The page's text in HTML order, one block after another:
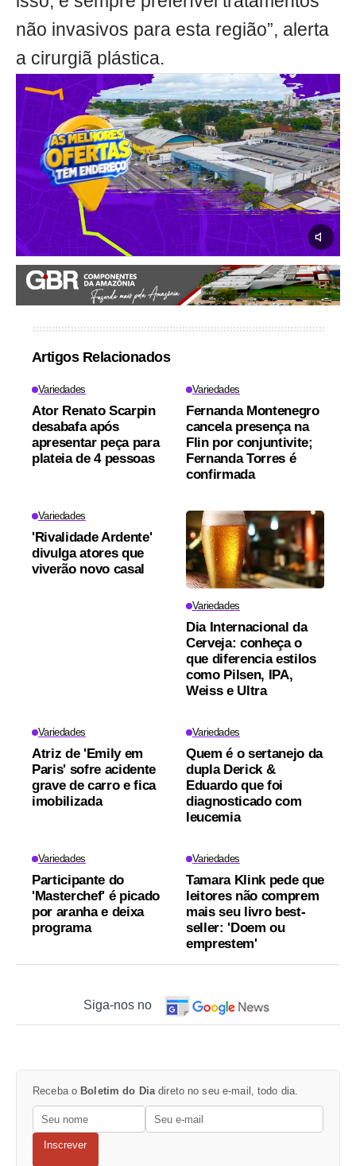
não invasivos para esta região”, alerta
a cirurgiã plástica.
Artigos Relacionados
Variedades
Ator Renato Scarpin
desabafa após
apresentar peça para
plateia de 4 pessoas
Variedades
Fernanda Montenegro
cancela presença na
Flin por conjuntivite;
Fernanda Torres é
confirmada
Variedades
'Rivalidade Ardente'
divulga atores que
viverão novo casal
Variedades
Dia Internacional da
Cerveja: conheça o
que diferencia estilos
como Pilsen, IPA,
Weiss e Ultra
Variedades
Atriz de 'Emily em
Paris' sofre acidente
grave de carro e fica
imobilizada
Variedades
Quem é o sertanejo da
dupla Derick &
Eduardo que foi
diagnosticado com
leucemia
Variedades
Participante do
'Masterchef' é picado
por aranha e deixa
programa
Variedades
Tamara Klink pede que
leitores não comprem
mais seu livro best-
seller: 'Doem ou
emprestem'
Siga-nos no
Receba o Boletim do Dia direto no seu e-mail, todo dia.
Inscrever